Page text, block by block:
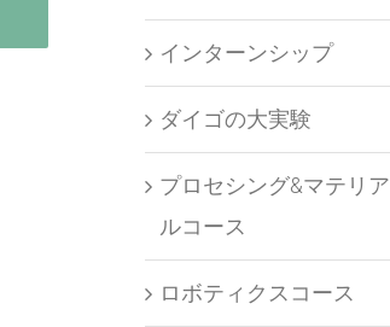
インターンシップ
ダイゴの大実験
プロセシング&マテリア
ルコース
ロボティクスコース